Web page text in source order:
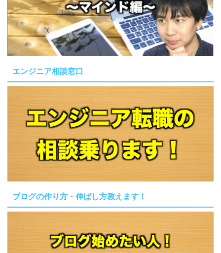
エンジニア相談窓口
ブログの作り方・伸ばし方教えます！